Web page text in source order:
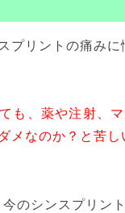
プリントの痛みに
も、薬や注射、
メなのか？と苦
のシンスプリン